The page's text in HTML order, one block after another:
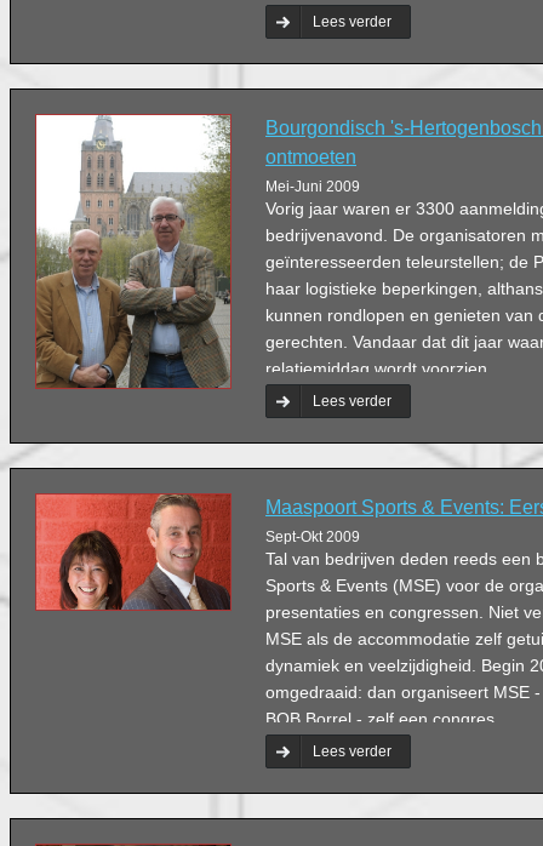
Lees verder
Bourgondisch 's-
ontmoeten
Mei-Juni 2009
Vorig jaar waren er 3300
bedrijvenavond. De organisatoren
geïnteresseerden teleurstellen; de
haar logistieke beperkingen,
kunnen rondlopen en genieten van
gerechten. Vandaar dat dit jaar
relatiemiddag wordt voorzien.
Lees verder
Maaspoort Sports & Events:
Sept-Okt 2009
Tal van bedrijven deden reeds een
Sports & Events (MSE) voor de
presentaties en congressen. Niet
MSE als de accommodatie zelf
dynamiek en veelzijdigheid. Begin
omgedraaid: dan organiseert MSE
BOB Borrel - zelf een congres.
Lees verder